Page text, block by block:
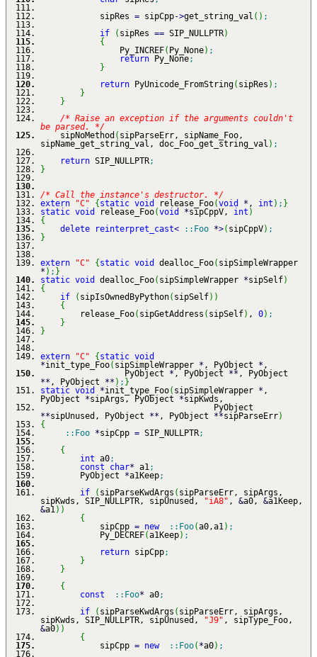
sipRes = sipCpp->get_string_val ( ) ;
if
( sipRes == SIP_NULLPTR)
{
Py_INCREF( Py_None) ;
return Py_None;
}
return PyUnicode_FromString( sipRes ) ;
}
}
/* Raise an exception if the arguments couldn't
be parsed. */
sipNoMethod ( sipParseErr, sipName_Foo,
sipName_get_string_val, doc_Foo_get_string_val ) ;
return SIP_NULLPTR;
}
/* Call the instance's destructor. */
extern
"C" { static void release_Foo(void * , int ) ; }
static void release_Foo(void *sipCppV, int )
{
delete
reinterpret_cast< :: Foo *>( sipCppV) ;
}
extern "C" { static void dealloc_Foo( sipSimpleWrapper
* ) ; }
static void dealloc_Foo( sipSimpleWrapper *sipSelf)
{
if
( sipIsOwnedByPython( sipSelf) )
{
release_Foo( sipGetAddress ( sipSelf) , 0) ;
}
}
extern "C" { static void
*init_type_Foo( sipSimpleWrapper * , PyObject * ,
PyObject * , PyObject ** , PyObject
** , PyObject ** ) ; }
static void *init_type_Foo( sipSimpleWrapper * ,
PyObject *sipArgs, PyObject *sipKwds,
PyObject
**sipUnused, PyObject ** , PyObject **sipParseErr)
{
:: Foo *sipCpp = SIP_NULLPTR;
{
int a0;
const
char* a1;
PyObject *a1Keep;
if
( sipParseKwdArgs ( sipParseErr, sipArgs,
sipKwds, SIP_NULLPTR, sipUnused,
"iA8" , &a0, &a1Keep,
&a1) )
{
sipCpp = new :: Foo(a0,a1) ;
Py_DECREF(a1Keep) ;
return sipCpp;
}
}
{
const
:: Foo* a0;
if
( sipParseKwdArgs ( sipParseErr, sipArgs,
sipKwds, SIP_NULLPTR, sipUnused,
"J9" , sipType_Foo,
&a0) )
{
sipCpp = new :: Foo( *a0) ;